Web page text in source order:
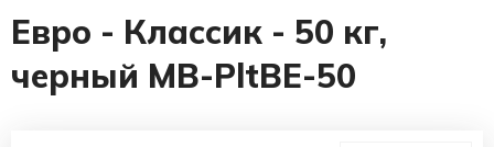
Евро - Классик - 50 кг,
черный MB-PltBE-50